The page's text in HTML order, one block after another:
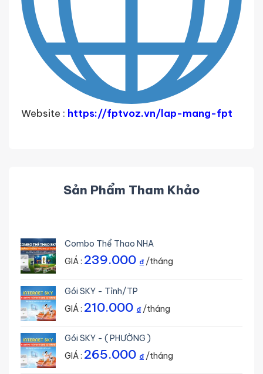
Website : https://fptvoz.vn/lap-mang-fpt
Sản Phẩm Tham Khảo
Combo Thể Thao NHA
GIÁ : 239.000 ₫/tháng
Gói SKY - Tỉnh/TP
GIÁ : 210.000 ₫/tháng
Gói SKY - ( PHƯỜNG )
GIÁ : 265.000 ₫/tháng